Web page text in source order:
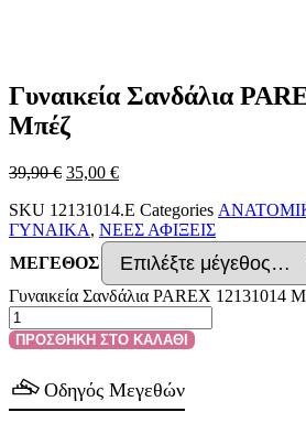
Γυναικεία Σανδάλια
Μπέζ
39,90€ 35,00 €
SKU 12131014.E Categories
ΓΥΝΑΙΚΑ, ΝΕΕΣ ΑΦΙΞΕΙΣ
ΜΕΓΕΘΟΣ
Γυναικεία Σανδάλια PAREX 12131014
ΠΡΟΣΘΗΚΗ ΣΤΟ ΚΑΛΑΘΙ
Οδηγός Μεγεθών